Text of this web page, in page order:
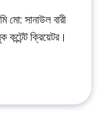
সানাউল বারী
ক্রিয়েটর।